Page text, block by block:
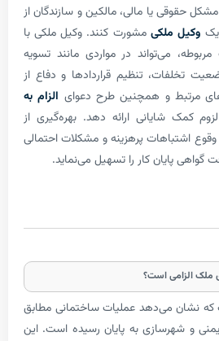
مالی، مالکین و سازندگان از
مشورت کنند. وکیل ملکی با
در مواردی مانند تسویه
قراردادها و دفاع از
طرح دعوایالزام به
ارائه دهد. بهره‌گیری از
پرهزینه و مشکلات احتمالی
کار را تسهیل می‌نماید.
عملیات ساختمانی مطابق
به پایان رسیده است. این